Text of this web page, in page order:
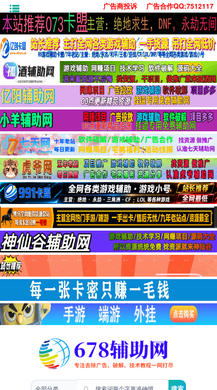
广告商投诉 广告合作QQ:7512117
首页
技术学习
安卓绿化
单机游戏
社交娱乐
系统工具
活动线报
常用办公
源码收集
值得一看
两性情感